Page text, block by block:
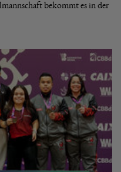
bekommt es in der